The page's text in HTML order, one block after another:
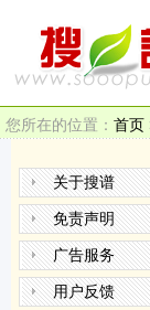
您所在的位置： 首页
关于搜谱
免责声明
广告服务
用户反馈